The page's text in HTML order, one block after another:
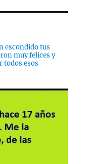
escondido tus
muy felices y
todos esos